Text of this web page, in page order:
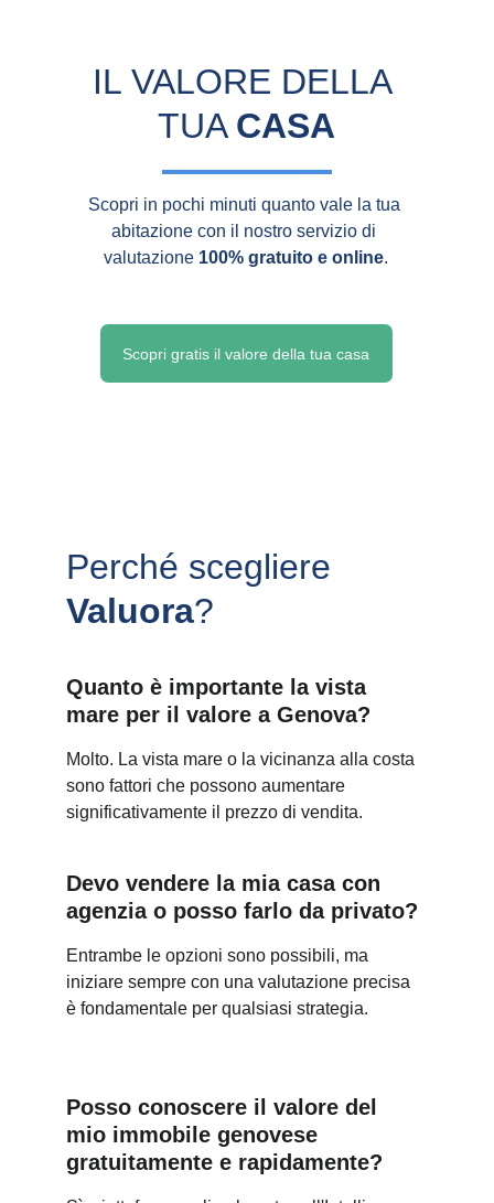
IL VALORE DELLA
TUA CASA
Scopri gratis il valore della tua casa
Scopri in pochi minuti quanto vale la tua
abitazione con il nostro servizio di
valutazione 100% gratuito e online.
Perché scegliere
Valuora?
Quanto è importante la vista
mare per il valore a Genova?
Molto. La vista mare o la vicinanza alla costa
sono fattori che possono aumentare
significativamente il prezzo di vendita.
Devo vendere la mia casa con
agenzia o posso farlo da privato?
Entrambe le opzioni sono possibili, ma
iniziare sempre con una valutazione precisa
è fondamentale per qualsiasi strategia.
Posso conoscere il valore del
mio immobile genovese
gratuitamente e rapidamente?